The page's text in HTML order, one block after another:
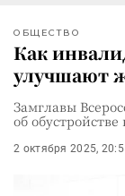
ОБЩЕСТВО
Как
улучшают
Замглавы
об
2 октября 2025,